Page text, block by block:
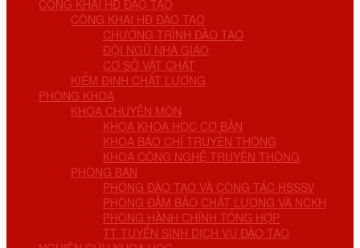
CÔNG KHAI HĐ ĐÀO TẠO
CÔNG KHAI HĐ ĐÀO TẠO
CHƯƠNG TRÌNH ĐÀO TẠO
ĐỘI NGŨ NHÀ GIÁO
CƠ SỞ VẬT CHẤT
KIỂM ĐỊNH CHẤT LƯỢNG
PHÒNG KHOA
KHOA CHUYÊN MÔN
KHOA KHOA HỌC CƠ BẢN
KHOA BÁO CHÍ TRUYỀN THÔNG
KHOA CÔNG NGHỆ TRUYỀN THÔNG
PHÒNG BAN
PHÒNG ĐÀO TẠO VÀ CÔNG TÁC HSSSV
PHÒNG ĐẢM BẢO CHẤT LƯỢNG VÀ NCKH
PHÒNG HÀNH CHÍNH TỔNG HỢP
TT TUYỂN SINH DỊCH VỤ ĐÀO TẠO